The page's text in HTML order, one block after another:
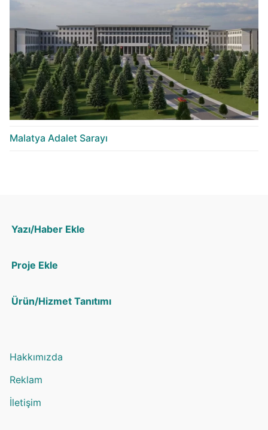
Malatya Adalet Sarayı
Yazı/Haber Ekle
Proje Ekle
Ürün/Hizmet Tanıtımı
Hakkımızda
Reklam
İletişim